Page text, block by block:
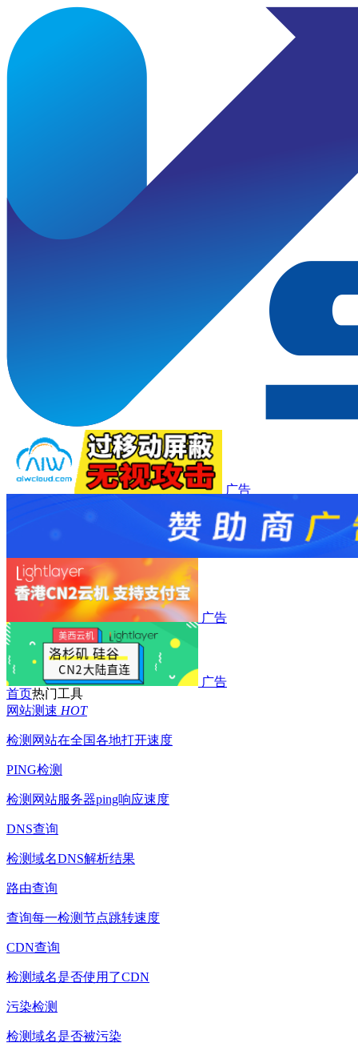
广告
广告
广告
广告
首页热门工具
网站测速 HOT
检测网站在全国各地打开速度
PING检测
检测网站服务器ping响应速度
DNS查询
检测域名DNS解析结果
路由查询
查询每一检测节点跳转速度
CDN查询
检测域名是否使用了CDN
污染检测
检测域名是否被污染